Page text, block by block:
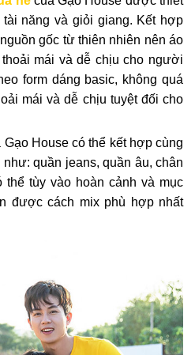
năng và giỏi giang. Kết hợp
gốc từ thiên nhiên nên áo
mái và dễ chịu cho người
form dáng basic, không quá
mái và dễ chịu tuyệt đối cho
House có thể kết hợp cùng
quần jeans, quần âu, chân
tùy vào hoàn cảnh và mục
được cách mix phù hợp nhất